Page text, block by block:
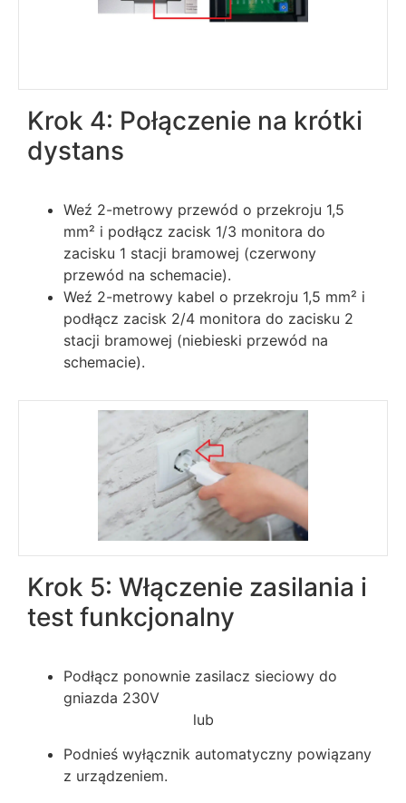
Krok 4: Połączenie na krótki
dystans
Weź 2-metrowy przewód o przekroju 1,5
mm² i podłącz zacisk 1/3 monitora do
zacisku 1 stacji bramowej (czerwony
przewód na schemacie).
Weź 2-metrowy kabel o przekroju 1,5 mm² i
podłącz zacisk 2/4 monitora do zacisku 2
stacji bramowej (niebieski przewód na
schemacie).
Krok 5: Włączenie zasilania i
test funkcjonalny
Podłącz ponownie zasilacz sieciowy do
gniazda 230V
lub
Podnieś wyłącznik automatyczny powiązany
z urządzeniem.